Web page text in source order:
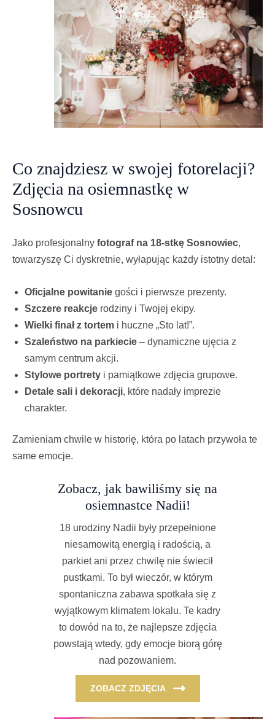
Co znajdziesz w swojej fotorelacji?
Zdjęcia na osiemnastkę w
Sosnowcu
Jako profesjonalny fotograf na 18-stkę Sosnowiec,
towarzyszę Ci dyskretnie, wyłapując każdy istotny detal:
Oficjalne powitanie gości i pierwsze prezenty.
Szczere reakcje rodziny i Twojej ekipy.
Wielki finał z tortem i huczne „Sto lat!”.
Szaleństwo na parkiecie – dynamiczne ujęcia z
samym centrum akcji.
Stylowe portrety i pamiątkowe zdjęcia grupowe.
Detale sali i dekoracji, które nadały imprezie
charakter.
Zamieniam chwile w historię, która po latach przywoła te
same emocje.
Zobacz, jak bawiliśmy się na
osiemnastce Nadii!
18 urodziny Nadii były przepełnione
niesamowitą energią i radością, a
parkiet ani przez chwilę nie świecił
pustkami. To był wieczór, w którym
spontaniczna zabawa spotkała się z
wyjątkowym klimatem lokalu. Te kadry
to dowód na to, że najlepsze zdjęcia
powstają wtedy, gdy emocje biorą górę
nad pozowaniem.
ZOBACZ ZDJĘCIA